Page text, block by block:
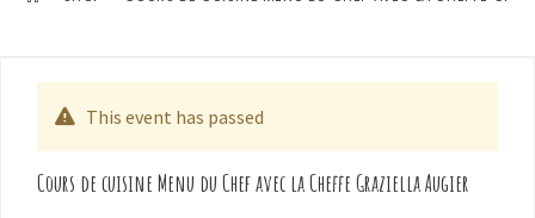
This event has passed
Cours de cuisine Menu du Chef avec la Cheffe Graziella Augier